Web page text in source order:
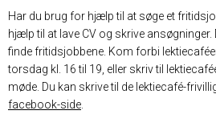
Har du brug for hjælp til at søge et
hjælp til at lave CV og skrive
finde fritidsjobbene. Kom forbi
torsdag kl. 16 til 19, eller skriv til
møde. Du kan skrive til de lektiecafé-
facebook-side